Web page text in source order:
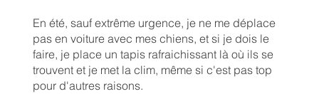
En été, sauf extrême urgence, je ne me déplace
pas en voiture avec mes chiens, et si je dois le
faire, je place un tapis rafraichissant là où ils se
trouvent et je met la clim, même si c'est pas top
pour d'autres raisons.